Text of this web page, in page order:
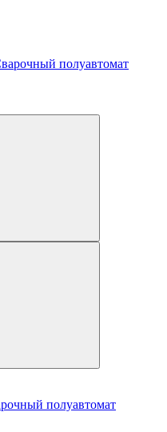
полуавтомат